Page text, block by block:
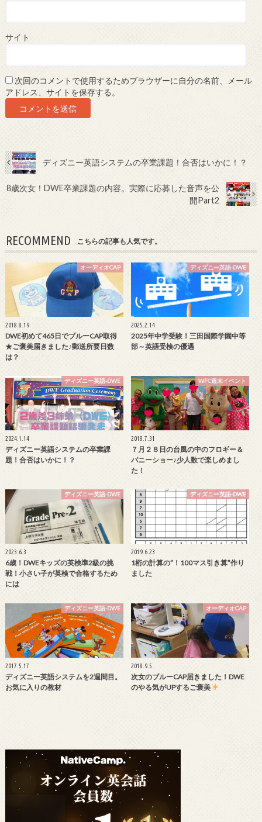
サイト
次回のコメントで使用するためブラウザーに自分の名前、メール
アドレス、サイトを保存する。
ディズニー英語システムの卒業課題！合否はいかに！？
8歳次女！DWE卒業課題の内容。実際に応募した音声を公
開Part2
RECOMMEND こちらの記事も人気です。
オーディオCAP
2018.8.19
DWE初めて465日でブルーCAP取得
★ご褒美届きました♪郵送所要日数
は？
ディズニー英語-DWE
2025.2.14
2025年中学受験！三田国際学園中等
部～英語受検の優遇
ディズニー英語-DWE
2024.1.14
ディズニー英語システムの卒業課
題！合否はいかに！？
WFC週末イベント
2018.7.31
７月２８日の台風の中のフロギー＆
バニーショー♪少人数で楽しめまし
た！
ディズニー英語-DWE
2023.6.3
6歳！DWEキッズの英検準2級の挑
戦！小さい子が英検で合格するため
には
ディズニー英語-DWE
2019.6.23
1桁の計算の”！100マス引き算”作り
ました
ディズニー英語-DWE
2017.5.17
ディズニー英語システムを2週間目。
お気に入りの教材
オーディオCAP
2018.9.5
次女のブルーCAP届きました！DWE
のやる気がUPするご褒美